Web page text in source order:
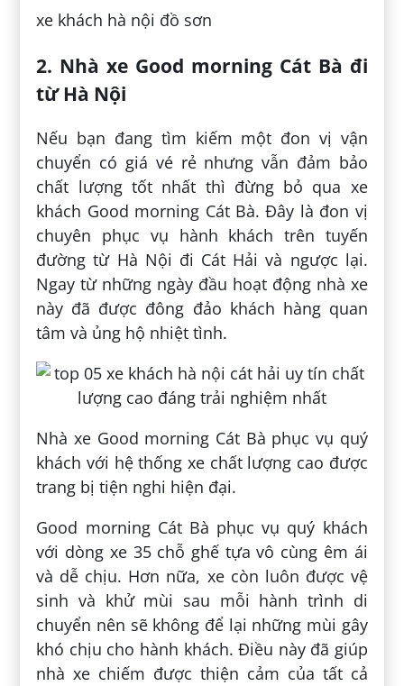
xe khách hà nội đồ sơn
2. Nhà xe Good morning Cát Bà đi
từ Hà Nội
Nếu bạn đang tìm kiếm một đon vị vận
chuyển có giá vé rẻ nhưng vẫn đảm bảo
chất lượng tốt nhất thì đừng bỏ qua xe
khách Good morning Cát Bà. Đây là đon vị
chuyên phục vụ hành khách trên tuyến
đường từ Hà Nội đi Cát Hải và ngược lại.
Ngay từ những ngày đầu hoạt động nhà xe
này đã được đông đảo khách hàng quan
tâm và ủng hộ nhiệt tình.
Nhà xe Good morning Cát Bà phục vụ quý
khách với hệ thống xe chất lượng cao được
trang bị tiện nghi hiện đại.
Good morning Cát Bà phục vụ quý khách
với dòng xe 35 chỗ ghế tựa vô cùng êm ái
và dễ chịu. Hơn nữa, xe còn luôn được vệ
sinh và khử mùi sau mỗi hành trình di
chuyển nên sẽ không để lại những mùi gây
khó chịu cho hành khách. Điều này đã giúp
nhà xe chiếm được thiện cảm của tất cả